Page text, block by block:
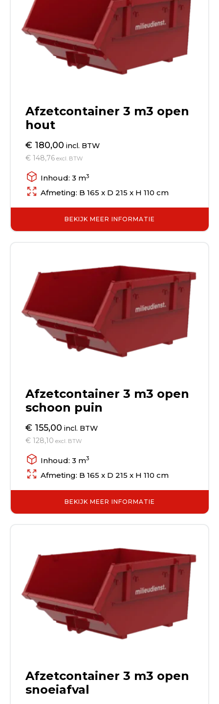
Afzetcontainer 3 m3 open
hout
€ 180,00 incl. BTW
€ 148,76excl. BTW
Inhoud: 3 m3
Afmeting: B 165 x D 215 x H 110 cm
BEKIJK MEER INFORMATIE
Afzetcontainer 3 m3 open
schoon puin
€ 155,00 incl. BTW
€ 128,10 excl. BTW
Inhoud: 3 m3
Afmeting: B 165 x D 215 x H 110 cm
BEKIJK MEER INFORMATIE
Afzetcontainer 3 m3 open
snoeiafval